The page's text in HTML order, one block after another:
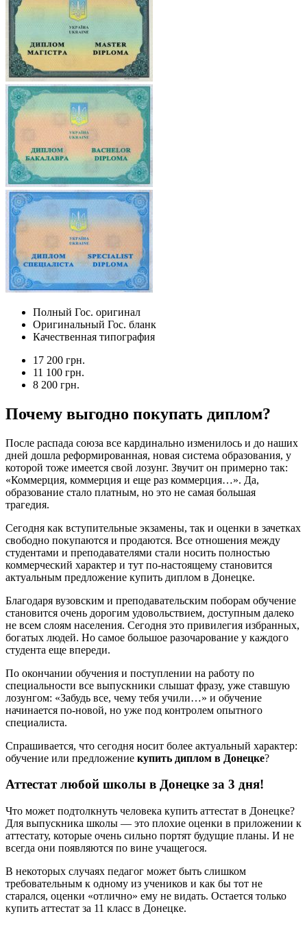
Полный Гос. оригинал
Оригинальный Гос. бланк
Качественная типография
17 200 грн.
11 100 грн.
8 200 грн.
Почему выгодно покупать диплом?
После распада союза все кардинально изменилось и до наших
дней дошла реформированная, новая система образования, у
которой тоже имеется свой лозунг. Звучит он примерно так:
«Коммерция, коммерция и еще раз коммерция…». Да,
образование стало платным, но это не самая большая
трагедия.
Сегодня как вступительные экзамены, так и оценки в зачетках
свободно покупаются и продаются. Все отношения между
студентами и преподавателями стали носить полностью
коммерческий характер и тут по-настоящему становится
актуальным предложение купить диплом в Донецке.
Благодаря вузовским и преподавательским поборам обучение
становится очень дорогим удовольствием, доступным далеко
не всем слоям населения. Сегодня это привилегия избранных,
богатых людей. Но самое большое разочарование у каждого
студента еще впереди.
По окончании обучения и поступлении на работу по
специальности все выпускники слышат фразу, уже ставшую
лозунгом: «Забудь все, чему тебя учили…» и обучение
начинается по-новой, но уже под контролем опытного
специалиста.
Спрашивается, что сегодня носит более актуальный характер:
обучение или предложение купить диплом в Донецке?
Аттестат любой школы в Донецке за 3 дня!
Что может подтолкнуть человека купить аттестат в Донецке?
Для выпускника школы — это плохие оценки в приложении к
аттестату, которые очень сильно портят будущие планы. И не
всегда они появляются по вине учащегося.
В некоторых случаях педагог может быть слишком
требовательным к одному из учеников и как бы тот не
старался, оценки «отлично» ему не видать. Остается только
купить аттестат за 11 класс в Донецке.